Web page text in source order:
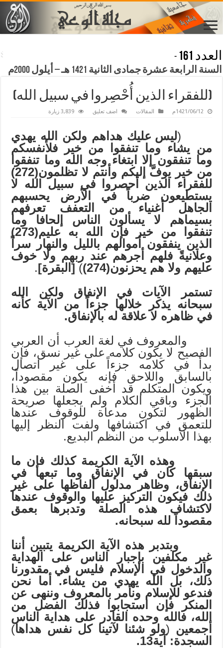
العدد 161
-
السنة الرابعة عشرة جمادى الثانية 1421 هـ – أيلول 2000م
(للفقراء الذين أُحْصِروا في سبيل الله)
1421/06/12م المقالات اضف تعليق 3,839 زيارة
(ليس عليك هداهم ولكن الله يهدي
من يشاء وما تنفقوا من خير فلأنفسكم
وما تنفقون إلا ابتغاء وجه الله وما تنفقوا
من خير يوفَّ إليكم وأنتم لا تظلمون(272)
للفقراء الذين أحصروا في سبيل الله لا
يستطيعون ضرباً في الأرض يحسبهم
الجاهل أغنياء من التعفف تعرفهم
بسيماهم لا يسألون الناس إلحافا وما
تنفقوا من خير فإن الله به عليم(273)
الذين ينفقون أموالهم بالليل والنهار سراً
وعلانيةً فلهم أجرهم عند ربهم ولا خوف
عليهم ولا هم يحزنون(274)
) [البقرة].
تستمر الآيات في الإنفاق ولكن الله
سبحانه يذكر خلالها جزءاً من الآية كأنه
في ظاهره لا علاقة له بالإنفاق.
والمعروف في لغة العرب أن العربي
الفصيح لا يكون كلامه على غير نسق، فإن
بدأ في كلامه جزءاً على غير اتصال
بالسابق واللاحق فإنه يكون مقصوداً،
ويكون المتكلم قد أخفى الصلة بين هذا
الجزء وباقي الكلام ولم يجعلها صريحة
الظهور لتكون مدعاة للوقوف عندها
للتعمق في اكتشافها ولفت النظر إليها
بهذا الأسلوب من النظم البديع.
وهذه الآية الكريمة كذلك فإن ما
سبقها كان في الإنفاق وما تبعها في
الإنفاق، وظاهر مدلول ألفاظها على غير
ذلك فيكون التركيز عليها والوقوف عندها
لاكتشاف هذه الصلة وتدبرها بعمق
مقصوداً لله سبحانه.
وبتدبر هذه الآية الكريمة يتبين أننا
غير مكلفين بإجبار الناس على الهداية
والدخول في الإسلام فليس في مقدورنا
ذلك، بل الله يهدي من يشاء. أما نحن
فندعو للإسلام ونأمر بالمعروف وننهى عن
المنكر فإن استجابوا فذلك الفضل من
الله، فالله وحده القادر على هداية الناس
أجمعين (ولو شئنا لآتينا كل نفس هداها)
السجدة: آية13.